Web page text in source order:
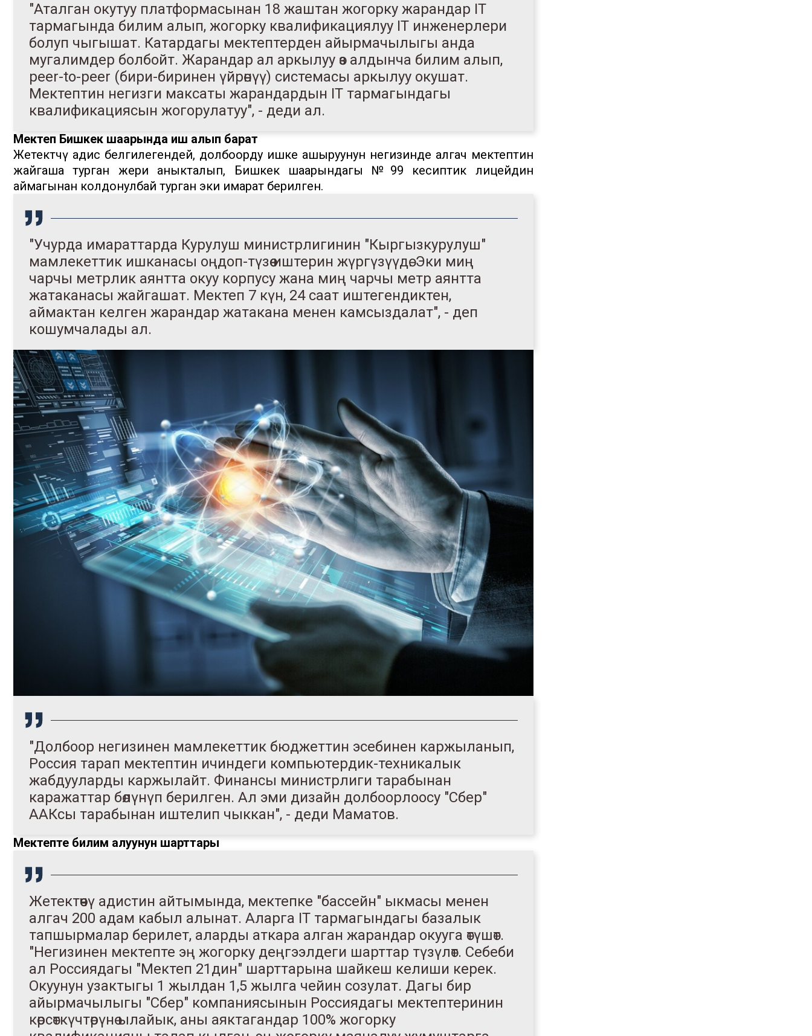
"Аталган окутуу платформасынан 18 жаштан жогорку жарандар IT
тармагында билим алып, жогорку квалификациялуу IT инженерлери
болуп чыгышат. Катардагы мектептерден айырмачылыгы анда
мугалимдер болбойт. Жарандар ал аркылуу өз алдынча билим алып,
peer-to-peer (бири-биринен үйрөнүү) системасы аркылуу окушат.
Мектептин негизги максаты жарандардын IT тармагындагы
квалификациясын жогорулатуу", - деди ал.
Мектеп Бишкек шаарында иш алып барат
Жетектөөчү адис белгилегендей, долбоорду ишке ашыруунун негизинде алгач мектептин
жайгаша турган жери аныкталып, Бишкек шаарындагы №99 кесиптик лицейдин
аймагынан колдонулбай турган эки имарат берилген.
"Учурда имараттарда Курулуш министрлигинин "Кыргызкурулуш"
мамлекеттик ишканасы оңдоп-түзөө иштерин жүргүзүүдө. Эки миң
чарчы метрлик аянтта окуу корпусу жана миң чарчы метр аянтта
жатаканасы жайгашат. Мектеп 7 күн, 24 саат иштегендиктен,
аймактан келген жарандар жатакана менен камсыздалат", - деп
кошумчалады ал.
"Долбоор негизинен мамлекеттик бюджеттин эсебинен каржыланып,
Россия тарап мектептин ичиндеги компьютердик-техникалык
жабдууларды каржылайт. Финансы министрлиги тарабынан
каражаттар бөлүнүп берилген. Ал эми дизайн долбоорлоосу "Сбер"
ААКсы тарабынан иштелип чыккан", - деди Маматов.
Мектепте билим алуунун шарттары
Жетектөөчү адистин айтымында, мектепке "бассейн" ыкмасы менен
алгач 200 адам кабыл алынат. Аларга IT тармагындагы базалык
тапшырмалар берилет, аларды аткара алган жарандар окууга өтүшөт.
"Негизинен мектепте эң жогорку деңгээлдеги шарттар түзүлөт. Себеби
ал Россиядагы "Мектеп 21дин" шарттарына шайкеш келиши керек.
Окуунун узактыгы 1 жылдан 1,5 жылга чейин созулат. Дагы бир
айырмачылыгы "Сбер" компаниясынын Россиядагы мектептеринин
көрсөткүчтөрүнө ылайык, аны аяктагандар 100% жогорку